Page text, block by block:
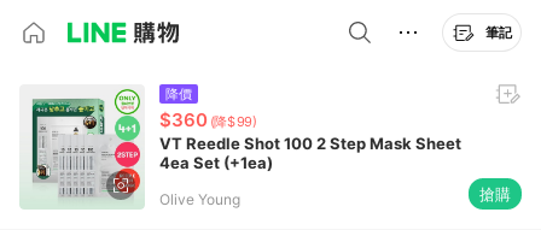
筆記
降價
$360 (降$99)
VT Reedle Shot 100 2 Step Mask Sheet
4ea Set (+1ea)
Olive Young 搶購